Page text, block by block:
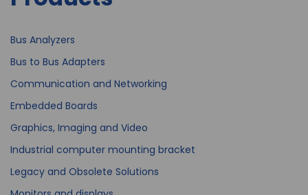
Bus Analyzers
Bus to Bus Adapters
Communication and Networking
Embedded Boards
Graphics, Imaging and Video
Industrial computer mounting bracket
Legacy and Obsolete Solutions